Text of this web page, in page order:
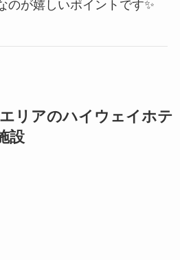
のが嬉しいポイントです✨
リアのハイウェイホテ
設